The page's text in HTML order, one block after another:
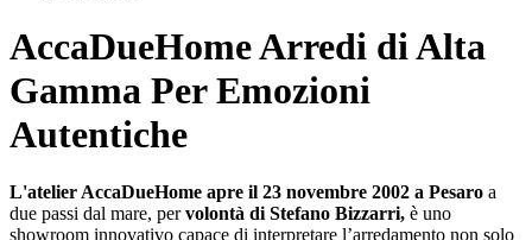
AccaDueHome Arredi di Alta
Gamma Per Emozioni
Autentiche
L'atelier AccaDueHome apre il 23 novembre 2002 a Pesaro a
due passi dal mare, pervolontà di Stefano Bizzarri, è uno
showroom innovativo capace di interpretare l’arredamento non solo